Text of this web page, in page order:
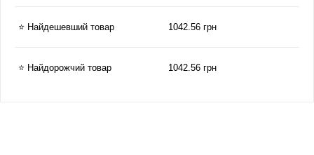
⭐ Найдешевший товар 1042.56 грн
⭐ Найдорожчий товар 1042.56 грн